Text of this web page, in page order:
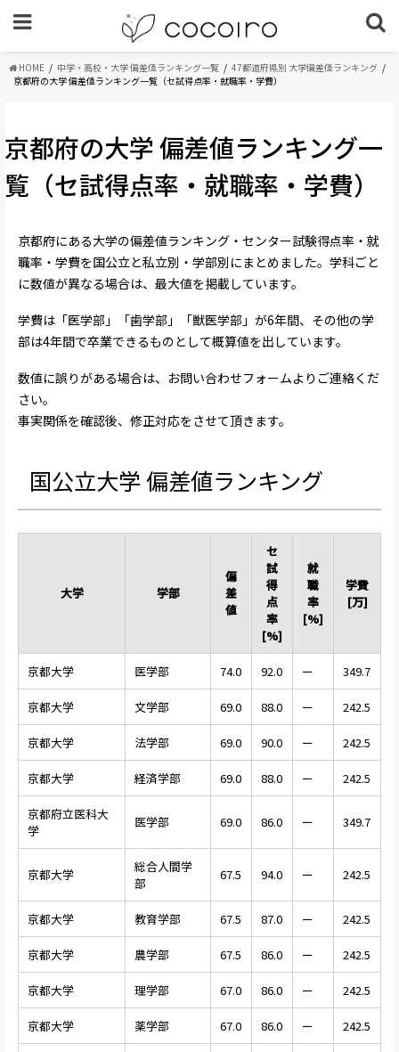
HOME 中学・高校・大学 偏差値ランキング一覧
47都道府県別 大学偏差値ランキング
京都府の大学 偏差値ランキング一覧（セ試得点率・就職率・学費）
京都府の大学 偏差値ランキング一
覧（セ試得点率・就職率・学費）
京都府にある大学の偏差値ランキング・センター試験得点率・就
職率・学費を国公立と私立別・学部別にまとめました。学科ごと
に数値が異なる場合は、最大値を掲載しています。
学費は「医学部」「歯学部」「獣医学部」が6年間、その他の学
部は4年間で卒業できるものとして概算値を出しています。
数値に誤りがある場合は、お問い合わせフォームよりご連絡くだ
さい。
事実関係を確認後、修正対応をさせて頂きます。
国公立大学 偏差値ランキング
大学 学部
偏
差
値
セ
試
得
点
率
[%]
就
職
率
[%]
学費
[万]
京都大学 医学部 74.0 92.0 ー 349.7
京都大学 文学部 69.0 88.0 ー 242.5
京都大学 法学部 69.0 90.0 ー 242.5
京都大学 経済学部 69.0 88.0 ー 242.5
京都府立医科大
学
医学部 69.0 86.0 ー 349.7
京都大学
総合人間学
部
67.5 94.0 ー 242.5
京都大学 教育学部 67.5 87.0 ー 242.5
京都大学 農学部 67.5 86.0 ー 242.5
京都大学 理学部 67.0 86.0 ー 242.5
京都大学 薬学部 67.0 86.0 ー 242.5